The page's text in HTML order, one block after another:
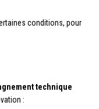
conditions, pour
technique
: